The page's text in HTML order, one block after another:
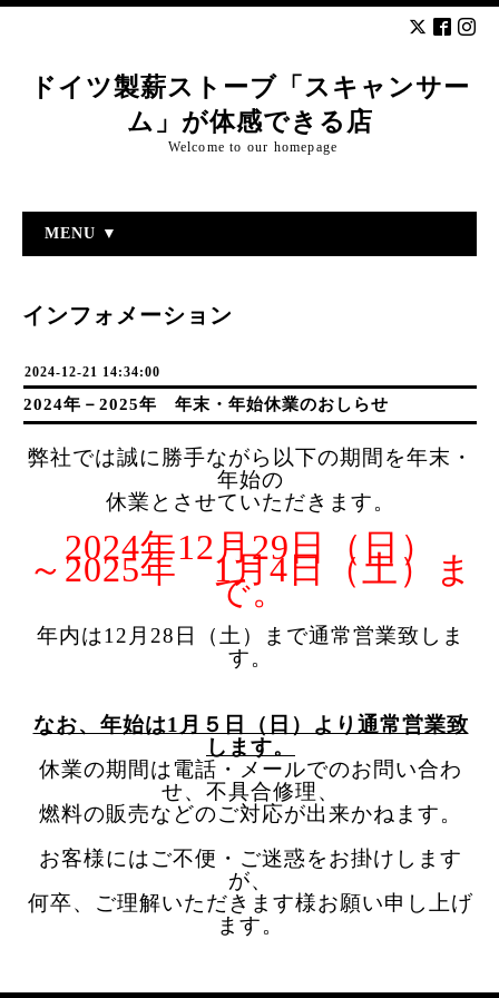
ドイツ製薪ストーブ「スキャンサー
ム」が体感できる店
Welcome to our homepage
MENU ▼
インフォメーション
2024-12-21 14:34:00
2024年－2025年 年末・年始休業のおしらせ
弊社では誠に勝手ながら以下の期間を年末・
年始の
休業とさせていただきます。
2024年12月29日（日）
～2025年 1月4日（土）ま
で。
年内は12月28日（土）まで通常営業致しま
す。
なお、年始は1月５日（日）より通常営業致
します。
休業の期間は電話・メールでのお問い合わ
せ、不具合修理、
燃料の販売などのご対応が出来かねます。
お客様にはご不便・ご迷惑をお掛けします
が、
何卒、ご理解いただきます様お願い申し上げ
ます。